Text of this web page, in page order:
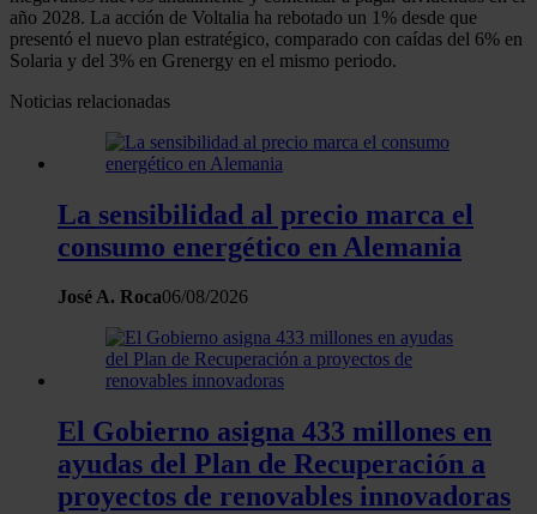
año 2028. La acción de Voltalia ha rebotado un 1% desde que
presentó el nuevo plan estratégico, comparado con caídas del 6% en
Solaria y del 3% en Grenergy en el mismo periodo.
Noticias relacionadas
La sensibilidad al precio marca el
consumo energético en Alemania
José A. Roca06/08/2026
El Gobierno asigna 433 millones en
ayudas del Plan de Recuperación a
proyectos de renovables innovadoras